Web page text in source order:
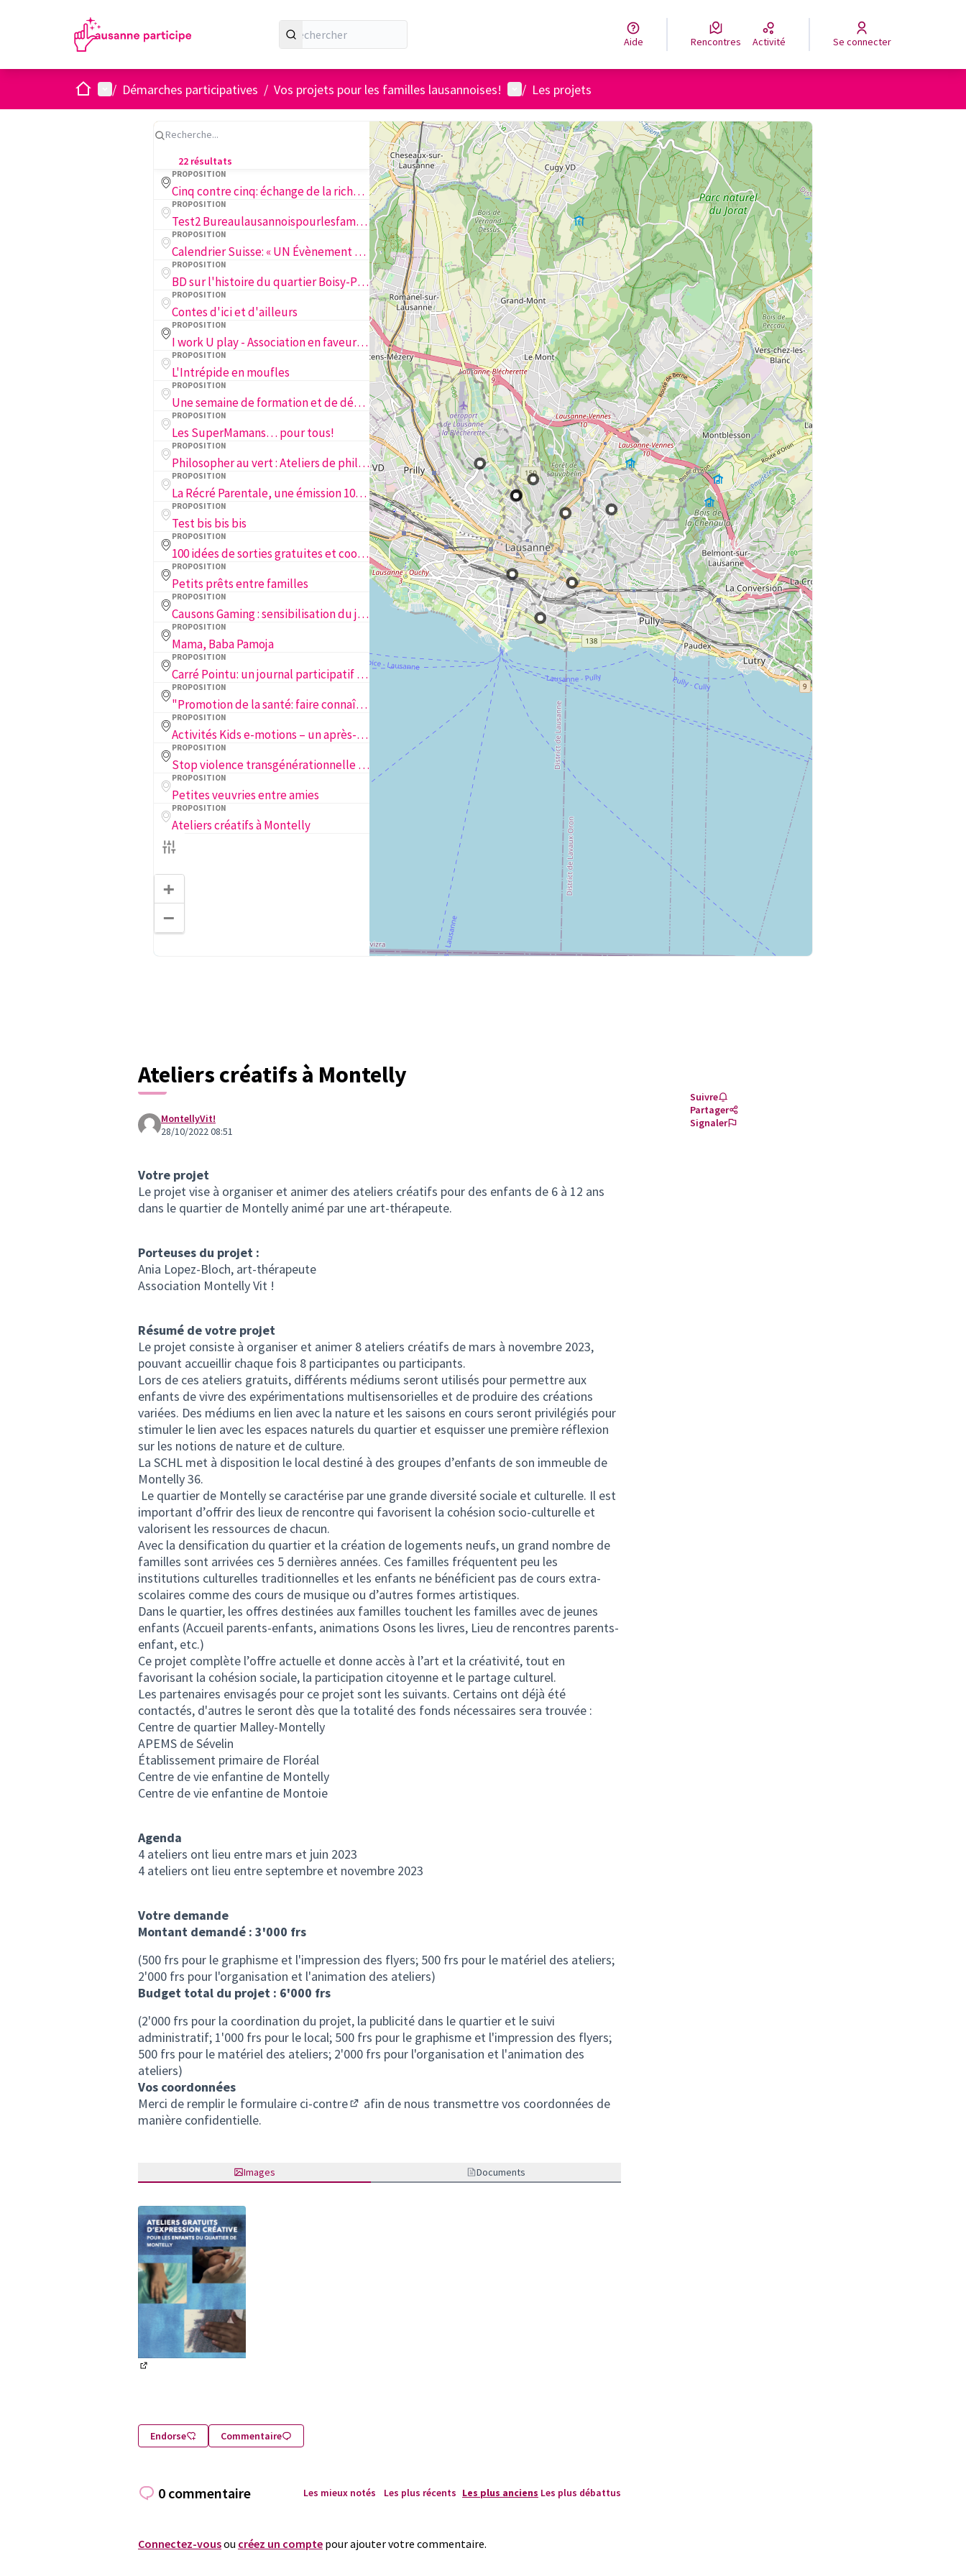
Aide Rencontres Activité Se connecter
AccueilMenu principal
/ Démarches participatives / Vos projets pour les familles lausannoises! Menu utilisateur
/ Les projets
22 résultats
PROPOSITION
Cinq contre cinq: échange de la richesse linguistique
PROPOSITION
Test2 Bureaulausannoispourlesfamilles
PROPOSITION
Calendrier Suisse: « UN Évènement mensuel d’un jour : UN savoir pour toujours ! »
PROPOSITION
BD sur l'histoire du quartier Boisy-Pierrefleur
PROPOSITION
Contes d'ici et d'ailleurs
PROPOSITION
I work U play - Association en faveur de l’insertion professionnelle des mères
PROPOSITION
L'Intrépide en moufles
PROPOSITION
Une semaine de formation et de détente pour mamans-solos et leurs enfants
PROPOSITION
Les SuperMamans… pour tous!
PROPOSITION
Philosopher au vert : Ateliers de philosophie itinérants
PROPOSITION
La Récré Parentale, une émission 100% suisse dédiée à l'éducation et à la parentalité
PROPOSITION
Test bis bis bis
PROPOSITION
100 idées de sorties gratuites et cool en famille sur Lausanne
PROPOSITION
Petits prêts entre familles
PROPOSITION
Causons Gaming : sensibilisation du jeu vidéo pour les foyers familiaux et les jeunes
PROPOSITION
Mama, Baba Pamoja
PROPOSITION
Carré Pointu: un journal participatif pour enfants
PROPOSITION
"Promotion de la santé: faire connaître le microbiote intestinal aux familles lausannoises"
PROPOSITION
Activités Kids e-motions – un après-midi par semaine qui permet de bouger et d’apprendre à se connaître
PROPOSITION
Stop violence transgénérationnelle : aide pour parents en précarité
PROPOSITION
Petites veuvries entre amies
PROPOSITION
Ateliers créatifs à Montelly
+
−
Ateliers créatifs à Montelly
MontellyVit!
28/10/2022 08:51
Votre projet
Le projet vise à organiser et animer des ateliers créatifs pour des enfants de 6 à 12 ans
dans le quartier de Montelly animé par une art-thérapeute.
Porteuses du projet :
Ania Lopez-Bloch, art-thérapeute
Association Montelly Vit !
Résumé de votre projet
Le projet consiste à organiser et animer 8 ateliers créatifs de mars à novembre 2023,
pouvant accueillir chaque fois 8 participantes ou participants.
Lors de ces ateliers gratuits, différents médiums seront utilisés pour permettre aux
enfants de vivre des expérimentations multisensorielles et de produire des créations
variées. Des médiums en lien avec la nature et les saisons en cours seront privilégiés pour
stimuler le lien avec les espaces naturels du quartier et esquisser une première réflexion
sur les notions de nature et de culture.
La SCHL met à disposition le local destiné à des groupes d’enfants de son immeuble de
Montelly 36.
Le quartier de Montelly se caractérise par une grande diversité sociale et culturelle. Il est
important d’offrir des lieux de rencontre qui favorisent la cohésion socio-culturelle et
valorisent les ressources de chacun.
Avec la densification du quartier et la création de logements neufs, un grand nombre de
familles sont arrivées ces 5 dernières années. Ces familles fréquentent peu les
institutions culturelles traditionnelles et les enfants ne bénéficient pas de cours extra-
scolaires comme des cours de musique ou d’autres formes artistiques.
Dans le quartier, les offres destinées aux familles touchent les familles avec de jeunes
enfants (Accueil parents-enfants, animations Osons les livres, Lieu de rencontres parents-
enfant, etc.)
Ce projet complète l’offre actuelle et donne accès à l’art et la créativité, tout en
favorisant la cohésion sociale, la participation citoyenne et le partage culturel.
Les partenaires envisagés pour ce projet sont les suivants. Certains ont déjà été
contactés, d'autres le seront dès que la totalité des fonds nécessaires sera trouvée :
Centre de quartier Malley-Montelly
APEMS de Sévelin
Établissement primaire de Floréal
Centre de vie enfantine de Montelly
Centre de vie enfantine de Montoie
Agenda
4 ateliers ont lieu entre mars et juin 2023
4 ateliers ont lieu entre septembre et novembre 2023
Votre demande
Montant demandé : 3'000 frs
(500 frs pour le graphisme et l'impression des flyers; 500 frs pour le matériel des ateliers;
2'000 frs pour l'organisation et l'animation des ateliers)
Budget total du projet : 6'000 frs
(2'000 frs pour la coordination du projet, la publicité dans le quartier et le suivi
administratif; 1'000 frs pour le local; 500 frs pour le graphisme et l'impression des flyers;
500 frs pour le matériel des ateliers; 2'000 frs pour l'organisation et l'animation des
ateliers)
Vos coordonnées
Merci de remplir le formulaire ci-contre
afin de nous transmettre vos coordonnées de
manière confidentielle.
Images Documents
Endorse Commentaire
Suivre
Partager
Signaler
0 commentaire Les mieux notés Les plus récents Les plus anciens Les plus débattus
Connectez-vousou créez un compte pour ajouter votre commentaire.